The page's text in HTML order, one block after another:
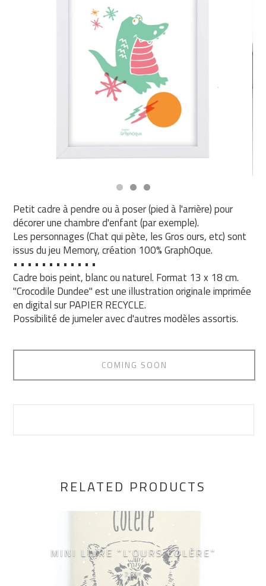
Petit cadre à pendre ou à poser (pied à l'arrière) pour
décorer une chambre d'enfant (par exemple).
Les personnages (Chat qui pète, les Gros ours, etc) sont
issus du jeu Memory, création 100% GraphOque.
• • • • • • • • • • • •
Cadre bois peint, blanc ou naturel. Format 13 x 18 cm.
"Crocodile Dundee" est une illustration originale imprimée
en digital sur PAPIER RECYCLE.
Possibilité de jumeler avec d'autres modèles assortis.
COMING SOON
RELATED PRODUCTS
MINI LIVRE "L'OURS COLÈRE"
7,50€